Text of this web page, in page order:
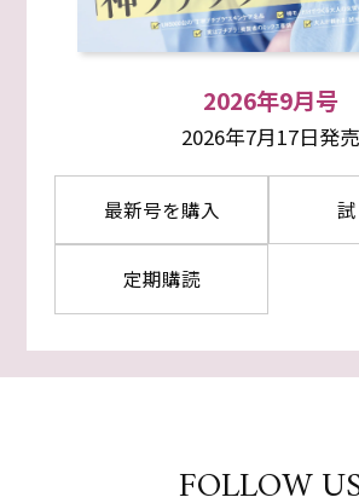
2026年9月号
2026年7月17日発売
最新号を購入
定期購読
FOLLOW